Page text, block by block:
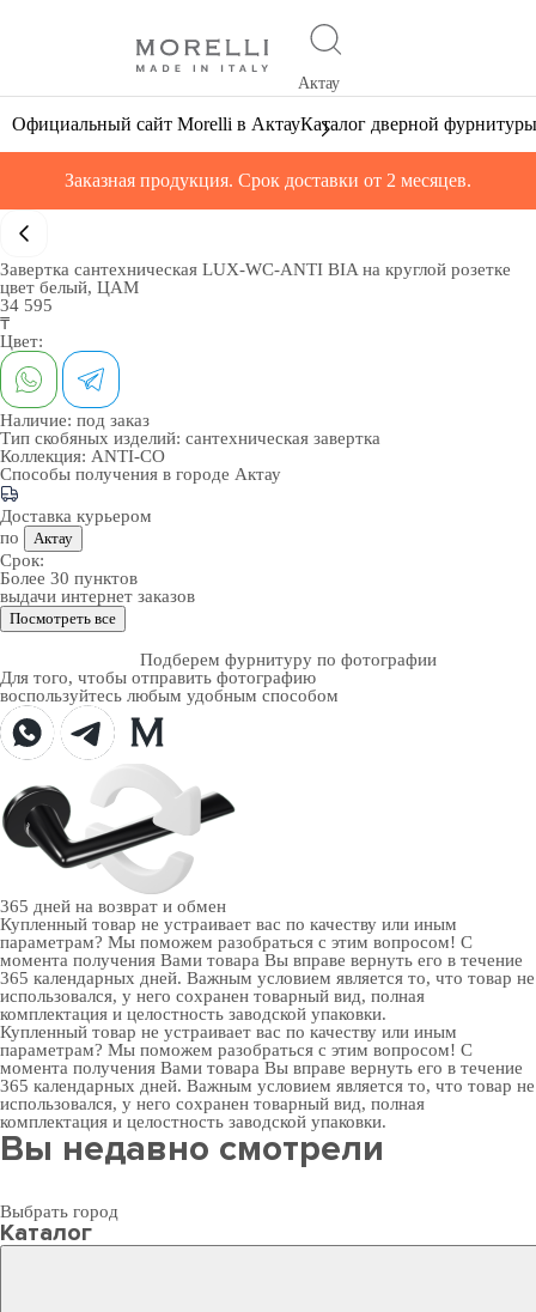
Актау
Официальный сайт Morelli в АктауКаталог дверной фурнитуры
Заказная продукция. Срок доставки от 2 месяцев.
Завертка сантехническая LUX-WC-ANTI BIA на круглой розетке
цвет белый, ЦАМ
34 595
₸
Цвет:
Наличие: под заказ
Тип скобяных изделий: сантехническая завертка
Коллекция: ANTI-CO
Способы получения в городе Актау
Доставка курьером
по
Актау
Срок:
Более 30 пунктов
выдачи интернет заказов
Посмотреть все
Подберем фурнитуру по фотографии
Для того, чтобы отправить фотографию
воспользуйтесь любым удобным способом
365 дней на возврат и обмен
Купленный товар не устраивает вас по качеству или иным
параметрам? Мы поможем разобраться с этим вопросом! С
момента получения Вами товара Вы вправе вернуть его в течение
365 календарных дней. Важным условием является то, что товар не
использовался, у него сохранен товарный вид, полная
комплектация и целостность заводской упаковки.
Купленный товар не устраивает вас по качеству или иным
параметрам? Мы поможем разобраться с этим вопросом! С
момента получения Вами товара Вы вправе вернуть его в течение
365 календарных дней. Важным условием является то, что товар не
использовался, у него сохранен товарный вид, полная
комплектация и целостность заводской упаковки.
Вы недавно смотрели
Выбрать город
Каталог